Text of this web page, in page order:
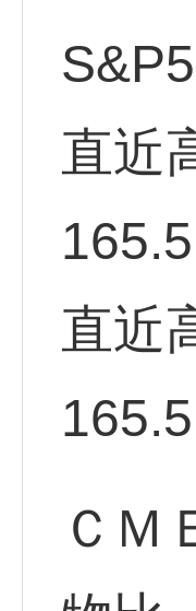
直近
直近
ＣＭ